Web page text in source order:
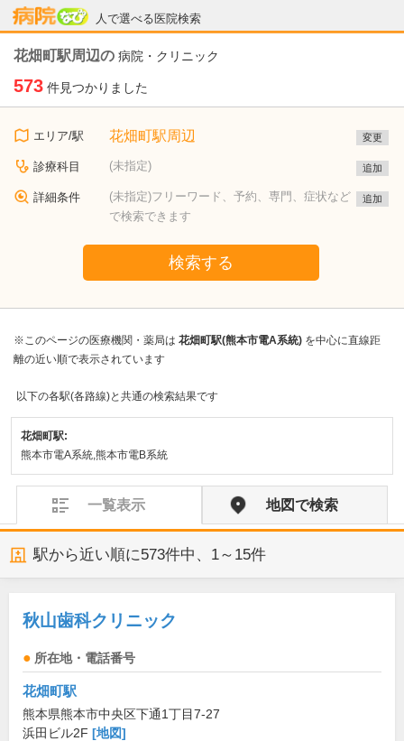
人で選べる医院検索
病院なび
花畑町駅周辺の 病院・クリニック
573 件見つかりました
エリア/駅 花畑町駅周辺 変更
診療科目 (未指定) 追加
詳細条件
(未指定)フリーワード、予約、専門、症状など
で検索できます
追加
検索する
※このページの医療機関・薬局は 花畑町駅(熊本市電A系統) を中心に直線距
離の近い順で表示されています
以下の各駅(各路線)と共通の検索結果です
花畑町駅:
熊本市電A系統,熊本市電B系統
一覧表示 地図で検索
駅から近い順に573件中、 1～15件
秋山歯科クリニック
所在地・電話番号
花畑町駅
熊本県熊本市中央区下通1丁目7-27
浜田ビル2F [地図]